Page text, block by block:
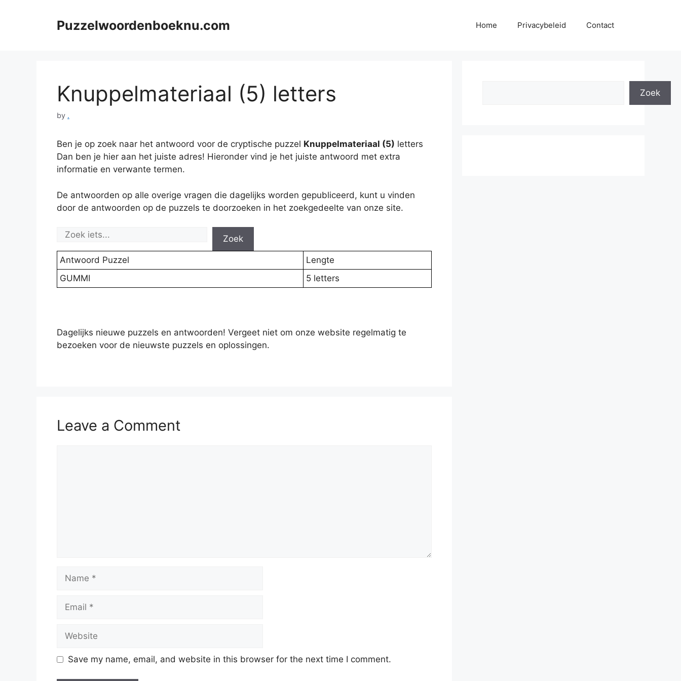
Puzzelwoordenboeknu.com Home Privacybeleid Contact
Knuppelmateriaal (5) letters
by .
Ben je op zoek naar het antwoord voor de cryptische puzzel Knuppelmateriaal (5) letters
Dan ben je hier aan het juiste adres! Hieronder vind je het juiste antwoord met extra
informatie en verwante termen.
De antwoorden op alle overige vragen die dagelijks worden gepubliceerd, kunt u vinden
door de antwoorden op de puzzels te doorzoeken in het zoekgedeelte van onze site.
Zoek
Antwoord Puzzel
Lengte
GUMMI
5 letters
Dagelijks nieuwe puzzels en antwoorden! Vergeet niet om onze website regelmatig te
bezoeken voor de nieuwste puzzels en oplossingen.
Leave a Comment
Name
Email
Website
Save my name, email, and website in this browser for the next time I comment.
Zoek